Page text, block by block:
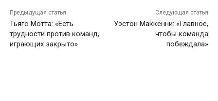
Предыдущая статья
Тьяго Мотта: «Есть
трудности против команд,
играющих закрыто»
Следующая статья
Уэстон Маккенни: «Главное,
чтобы команда
побеждала»